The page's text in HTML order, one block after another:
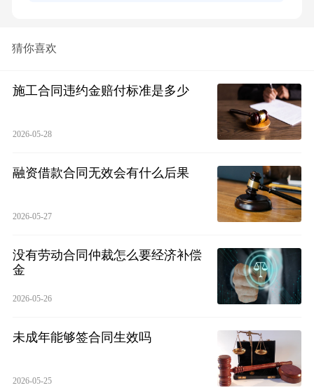
猜你喜欢
施工合同违约金赔付标准是多少
2026-05-28
融资借款合同无效会有什么后果
2026-05-27
没有劳动合同仲裁怎么要经济补偿
金
2026-05-26
未成年能够签合同生效吗
2026-05-25